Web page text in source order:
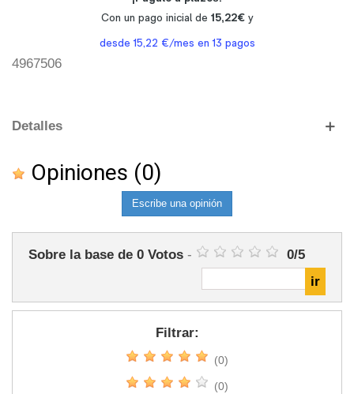
4967506
Detalles
Opiniones (0)
Escribe una opinión
Sobre la base de 0 Votos - 0/5
Filtrar:
(0)
(0)